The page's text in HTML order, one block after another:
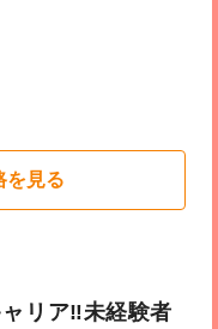
を見る
リア‼︎未経験者